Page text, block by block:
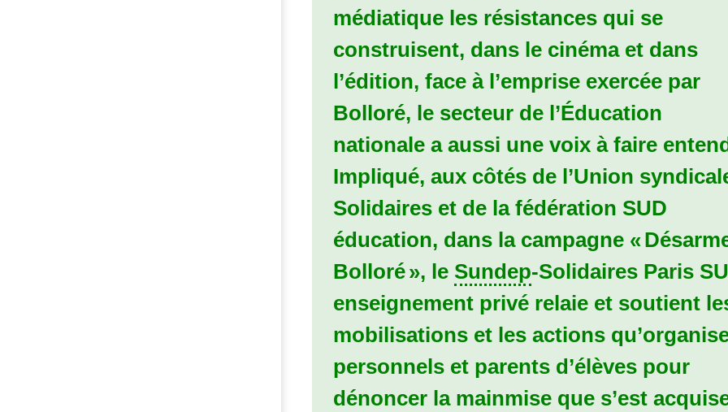
médiatique les résistances qui se
construisent, dans le cinéma et dans
l’édition, face à l’emprise exercée par
Bolloré, le secteur de l’Éducation
nationale a aussi une voix à faire
Impliqué, aux côtés de l’Union
Solidaires et de la fédération SUD
éducation, dans la campagne «
Bolloré», le Sundep-Solidaires Paris
enseignement privé relaie et soutient
mobilisations et les actions
personnels et parents d’élèves pour
dénoncer la mainmise que s’est